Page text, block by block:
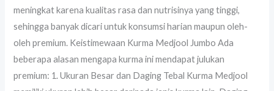
meningkat karena kualitas rasa dan nutrisinya yang tinggi,
sehingga banyak dicari untuk konsumsi harian maupun oleh-
oleh premium. Keistimewaan Kurma Medjool Jumbo Ada
beberapa alasan mengapa kurma ini mendapat julukan
premium: 1. Ukuran Besar dan Daging Tebal Kurma Medjool